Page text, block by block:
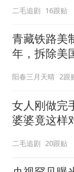
二毛追剧 16跟贴
青藏铁路美
年，拆除美
阳春三月天晴 2跟
女人刚做完
婆婆竟这样
二毛追剧 20跟贴